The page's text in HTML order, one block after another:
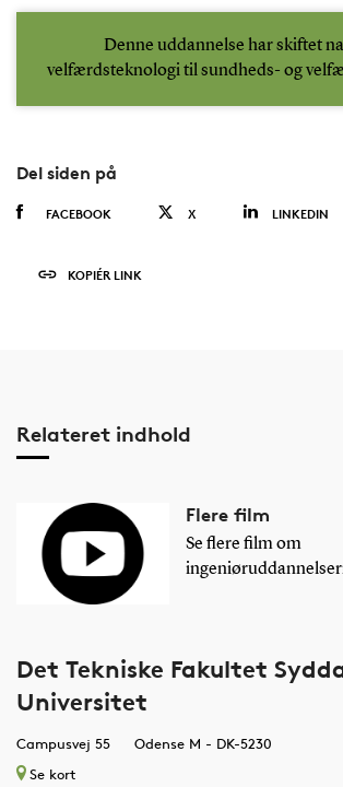
Denne uddannelse har skiftet
velfærdsteknologi til sundheds- og
Del siden på
FACEBOOK X LINKEDIN
KOPIÉR LINK
Relateret indhold
Flere film
Se flere film om
Det Tekniske Fakultet
Universitet
Campusvej 55
Odense M - DK-5230
Se kort